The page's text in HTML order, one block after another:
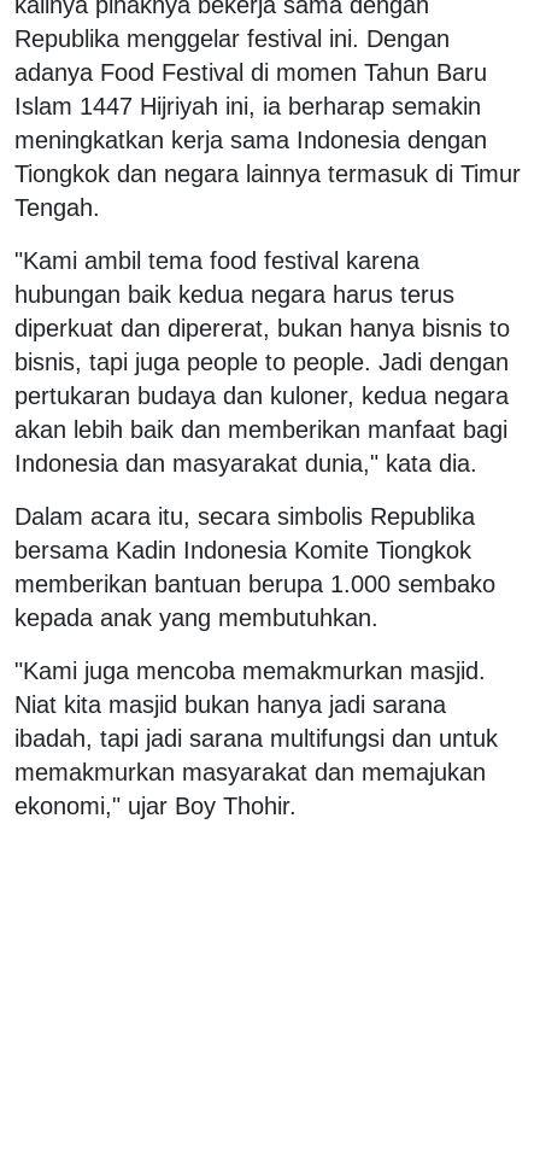
Republika menggelar festival ini. Dengan
adanya Food Festival di momen Tahun Baru
Islam 1447 Hijriyah ini, ia berharap semakin
meningkatkan kerja sama Indonesia dengan
Tiongkok dan negara lainnya termasuk di Timur
Tengah.
"Kami ambil tema food festival karena
hubungan baik kedua negara harus terus
diperkuat dan dipererat, bukan hanya bisnis to
bisnis, tapi juga people to people. Jadi dengan
pertukaran budaya dan kuloner, kedua negara
akan lebih baik dan memberikan manfaat bagi
Indonesia dan masyarakat dunia," kata dia.
Dalam acara itu, secara simbolis Republika
bersama Kadin Indonesia Komite Tiongkok
memberikan bantuan berupa 1.000 sembako
kepada anak yang membutuhkan.
"Kami juga mencoba memakmurkan masjid.
Niat kita masjid bukan hanya jadi sarana
ibadah, tapi jadi sarana multifungsi dan untuk
memakmurkan masyarakat dan memajukan
ekonomi," ujar Boy Thohir.